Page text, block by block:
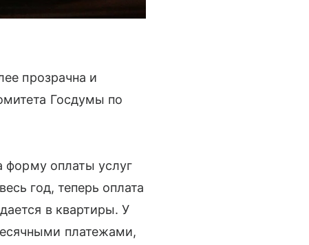
прозрачна и
Госдумы по
форму оплаты услуг
год, теперь оплата
в квартиры. У
платежами,